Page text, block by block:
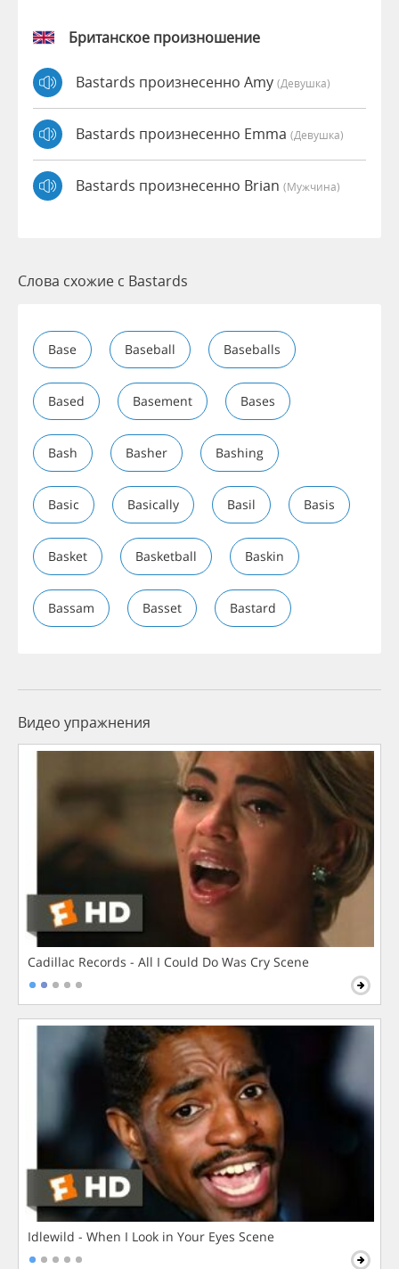
Британское произношение
Bastards произнесенно Amy (девушка)
Bastards произнесенно Emma (девушка)
Bastards произнесенно Brian (мужчина)
Слова схожие с Bastards
Base Baseball Baseballs
Based Basement Bases
Bash Basher Bashing
Basic Basically Basil Basis
Basket Basketball Baskin
Bassam Basset Bastard
Видео упражнения
Cadillac Records - All I Could Do Was Cry Scene
Idlewild - When I Look in Your Eyes Scene